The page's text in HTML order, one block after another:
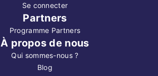
Se connecter
Partners
Programme Partners
À propos de nous
Qui sommes-nous ?
Blog